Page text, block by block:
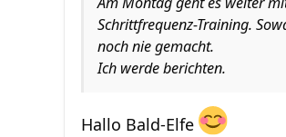
Schrittfrequenz-Training.
noch nie gemacht.
Ich werde berichten.
Hallo Bald-Elfe